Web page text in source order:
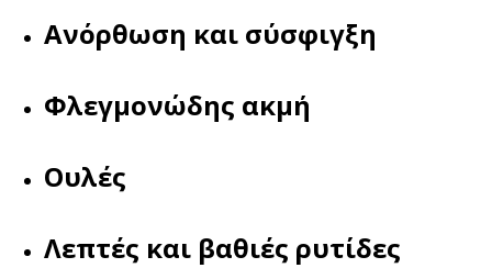
Ανόρθωση και σύσφιγξη
Φλεγμονώδης ακμή
Ουλές
Λεπτές και βαθιές ρυτίδες